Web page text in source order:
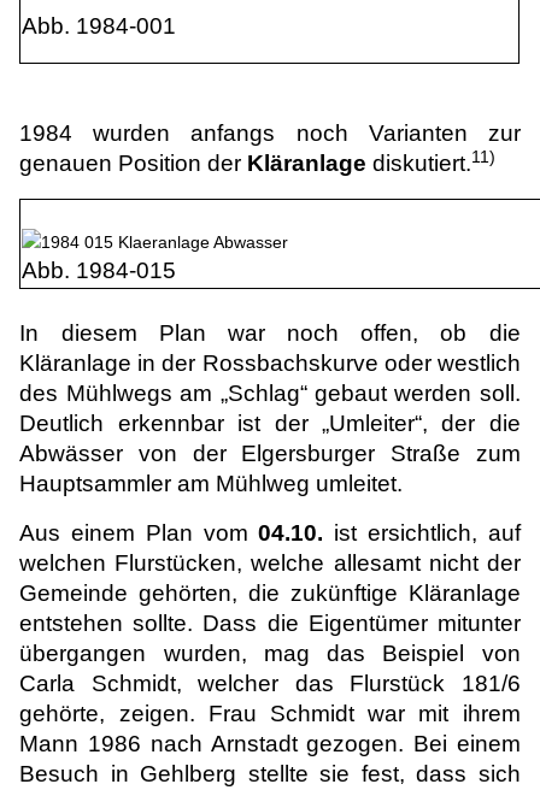
Abb. 1984-001
1984 wurden anfangs noch Varianten zur
genauen Position der Kläranlage diskutiert.11)
Abb. 1984-015
In diesem Plan war noch offen, ob die
Kläranlage in der Rossbachskurve oder westlich
des Mühlwegs am „Schlag“ gebaut werden soll.
Deutlich erkennbar ist der „Umleiter“, der die
Abwässer von der Elgersburger Straße zum
Hauptsammler am Mühlweg umleitet.
Aus einem Plan vom04.10. ist ersichtlich, auf
welchen Flurstücken, welche allesamt nicht der
Gemeinde gehörten, die zukünftige Kläranlage
entstehen sollte. Dass die Eigentümer mitunter
übergangen wurden, mag das Beispiel von
Carla Schmidt, welcher das Flurstück 181/6
gehörte, zeigen. Frau Schmidt war mit ihrem
Mann 1986 nach Arnstadt gezogen. Bei einem
Besuch in Gehlberg stellte sie fest, dass sich